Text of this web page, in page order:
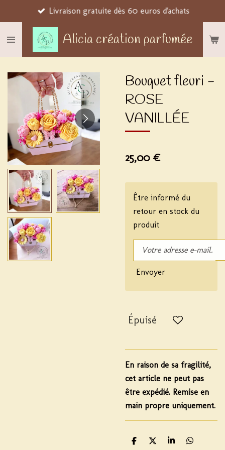
au
contenu
principal
Alicia création parfumée
Livraison gratuite dès 60 euros d'achats
Bouquet fleuri -
ROSE
VANILLÉE
25,00 €
Être informé du
retour en stock du
produit
Envoyer
Épuisé
En raison de sa fragilité,
cet article ne peut pas
être expédié. Remise en
main propre uniquement.
P
P
P
P